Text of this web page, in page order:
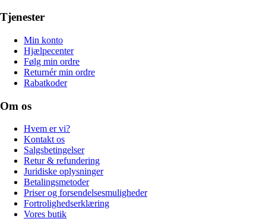
Tjenester
Min konto
Hjælpecenter
Følg min ordre
Returnér min ordre
Rabatkoder
Om os
Hvem er vi?
Kontakt os
Salgsbetingelser
Retur & refundering
Juridiske oplysninger
Betalingsmetoder
Priser og forsendelsesmuligheder
Fortrolighedserklæring
Vores butik